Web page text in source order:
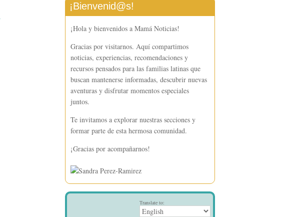
¡Bienvenid@s!
¡Hola y bienvenidos a Mamá Noticias!
Gracias por visitarnos. Aquí compartimos
noticias, experiencias, recomendaciones y
recursos pensados para las familias latinas que
buscan mantenerse informadas, descubrir nuevas
aventuras y disfrutar momentos especiales
juntos.
Te invitamos a explorar nuestras secciones y
formar parte de esta hermosa comunidad.
¡Gracias por acompañarnos!
Translate to: